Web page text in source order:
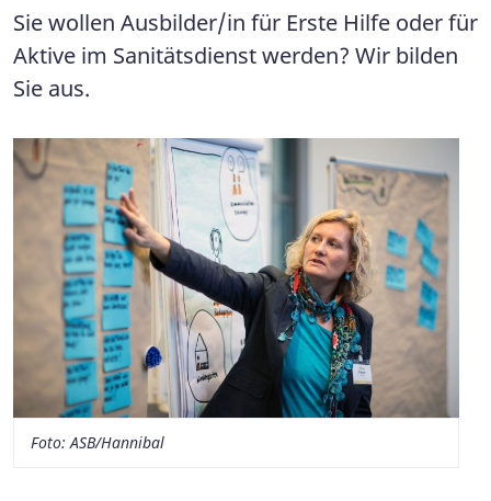
Sie wollen Ausbilder/in für Erste Hilfe oder für
Aktive im Sanitätsdienst werden? Wir bilden
Sie aus.
Foto: ASB/Hannibal